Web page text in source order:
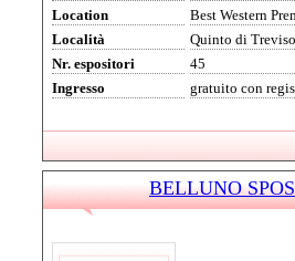
Location
Best Western
Località
Quinto di Treviso
Nr. espositori
45
Ingresso
gratuito con
BELLUNO